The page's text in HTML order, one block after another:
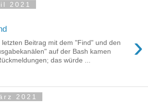
2021
›
letzten Beitrag mit dem "Find" und den
auf der Bash kamen
das würde ...
2021